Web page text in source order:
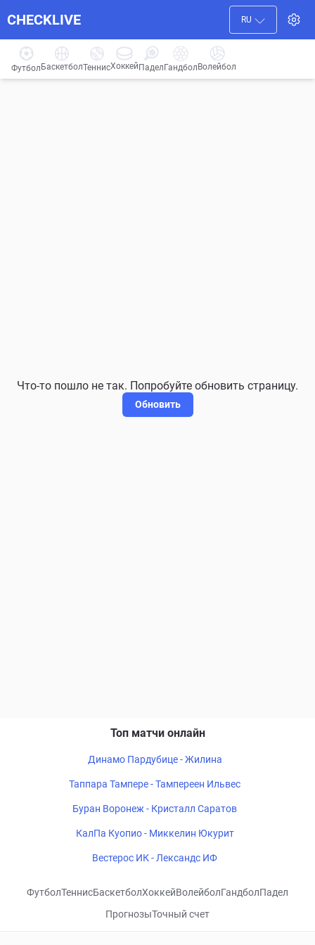
CHECKLIVE RU
Футбол БаскетболТеннисХоккей ПаделГандбол Волейбол
Что-то пошло не так. Попробуйте обновить страницу.
Обновить
Топ матчи онлайн
Динамо Пардубице - Жилина
Таппара Тампере - Тампереен Ильвес
Буран Воронеж - Кристалл Саратов
КалПа Куопио - Миккелин Юкурит
Вестерос ИК - Лександс ИФ
ФутболТеннисБаскетболХоккейВолейболГандболПадел
ПрогнозыТочный счет